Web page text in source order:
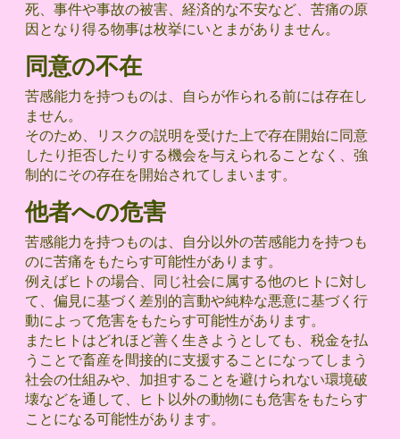
死、事件や事故の被害、経済的な不安など、苦痛の原
因となり得る物事は枚挙にいとまがありません。
同意の不在
苦感能力を持つものは、自らが作られる前には存在し
ません。
そのため、リスクの説明を受けた上で存在開始に同意
したり拒否したりする機会を与えられることなく、強
制的にその存在を開始されてしまいます。
他者への危害
苦感能力を持つものは、自分以外の苦感能力を持つも
のに苦痛をもたらす可能性があります。
例えばヒトの場合、同じ社会に属する他のヒトに対し
て、偏見に基づく差別的言動や純粋な悪意に基づく行
動によって危害をもたらす可能性があります。
またヒトはどれほど善く生きようとしても、税金を払
うことで畜産を間接的に支援することになってしまう
社会の仕組みや、加担することを避けられない環境破
壊などを通して、ヒト以外の動物にも危害をもたらす
ことになる可能性があります。